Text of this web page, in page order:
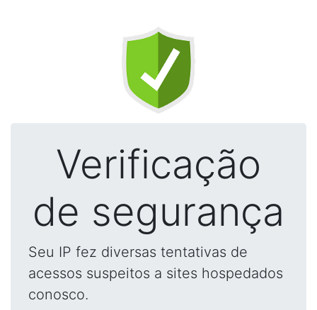
Verificação
de segurança
Seu IP fez diversas tentativas de
acessos suspeitos a sites hospedados
conosco.